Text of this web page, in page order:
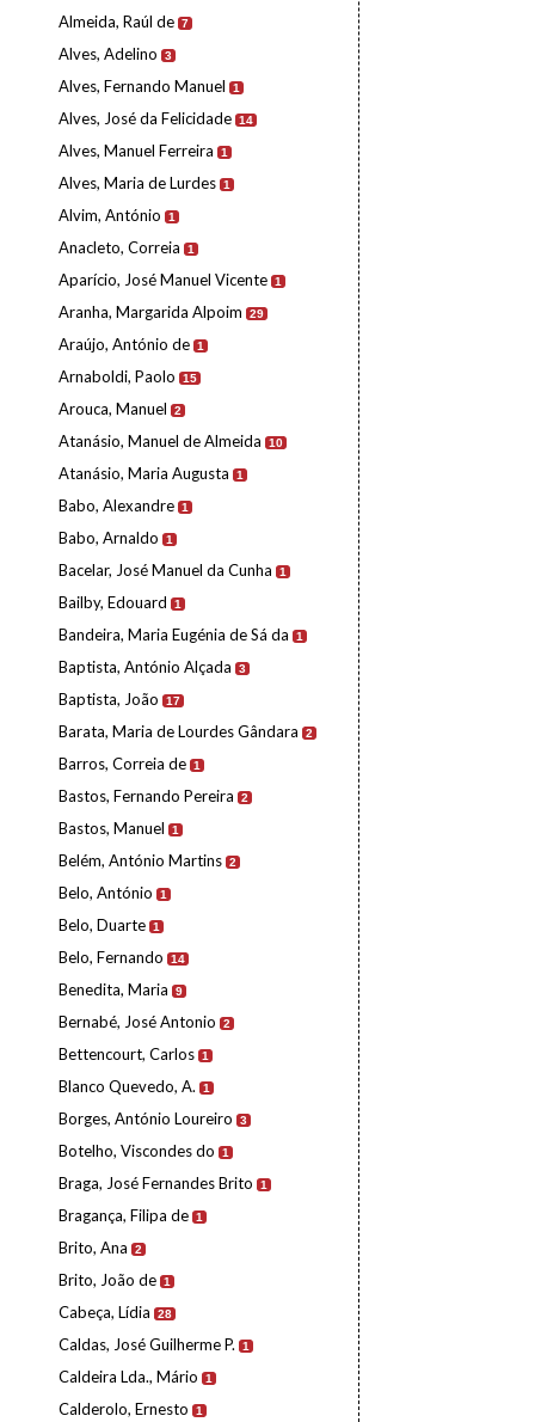
Almeida, Raúl de 7
Alves, Adelino 3
Alves, Fernando Manuel 1
Alves, José da Felicidade 14
Alves, Manuel Ferreira 1
Alves, Maria de Lurdes 1
Alvim, António 1
Anacleto, Correia 1
Aparício, José Manuel Vicente 1
Aranha, Margarida Alpoim 29
Araújo, António de 1
Arnaboldi, Paolo 15
Arouca, Manuel 2
Atanásio, Manuel de Almeida 10
Atanásio, Maria Augusta 1
Babo, Alexandre 1
Babo, Arnaldo 1
Bacelar, José Manuel da Cunha 1
Bailby, Edouard 1
Bandeira, Maria Eugénia de Sá da 1
Baptista, António Alçada 3
Baptista, João 17
Barata, Maria de Lourdes Gândara 2
Barros, Correia de 1
Bastos, Fernando Pereira 2
Bastos, Manuel 1
Belém, António Martins 2
Belo, António 1
Belo, Duarte 1
Belo, Fernando 14
Benedita, Maria 9
Bernabé, José Antonio 2
Bettencourt, Carlos 1
Blanco Quevedo, A. 1
Borges, António Loureiro 3
Botelho, Viscondes do 1
Braga, José Fernandes Brito 1
Bragança, Filipa de 1
Brito, Ana 2
Brito, João de 1
Cabeça, Lídia 28
Caldas, José Guilherme P. 1
Caldeira Lda., Mário 1
Calderolo, Ernesto 1